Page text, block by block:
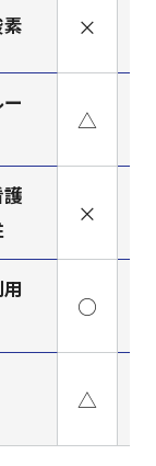
×
△
×
○
△